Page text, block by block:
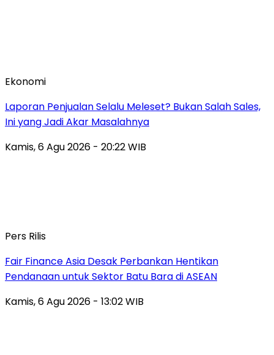
Ekonomi
Laporan Penjualan Selalu Meleset? Bukan Salah Sales,
Ini yang Jadi Akar Masalahnya
Kamis, 6 Agu 2026 - 20:22 WIB
Pers Rilis
Fair Finance Asia Desak Perbankan Hentikan
Pendanaan untuk Sektor Batu Bara di ASEAN
Kamis, 6 Agu 2026 - 13:02 WIB